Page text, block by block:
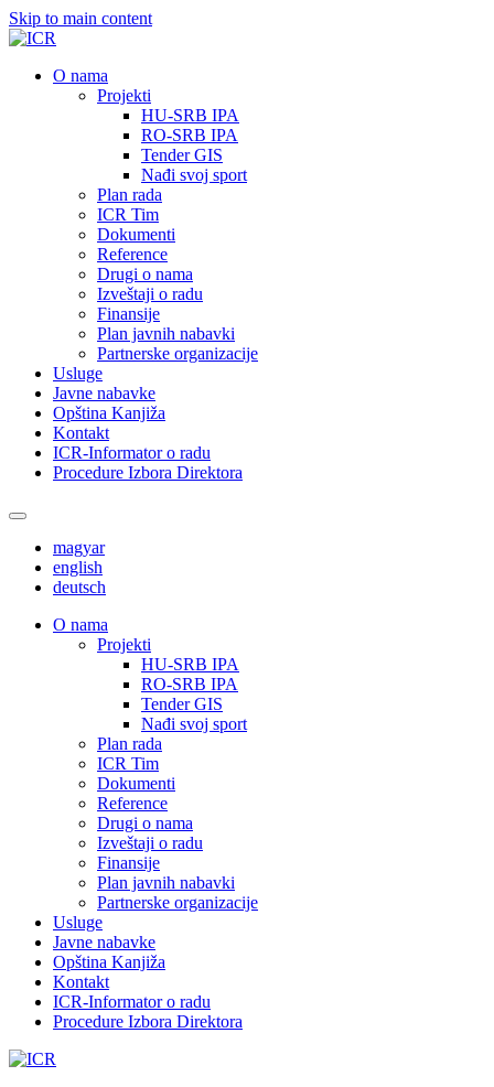
Skip to main content
О nama
Projekti
HU-SRB IPA
RO-SRB IPA
Tender GIS
Nađi svoj sport
Plan rada
ICR Tim
Dokumenti
Reference
Drugi o nama
Izveštaji o radu
Finansije
Plan javnih nabavki
Partnerske organizacije
Usluge
Javne nabavke
Opština Kanjiža
Kontakt
ICR-Informator o radu
Procedure Izbora Direktora
magyar
english
deutsch
О nama
Projekti
HU-SRB IPA
RO-SRB IPA
Tender GIS
Nađi svoj sport
Plan rada
ICR Tim
Dokumenti
Reference
Drugi o nama
Izveštaji o radu
Finansije
Plan javnih nabavki
Partnerske organizacije
Usluge
Javne nabavke
Opština Kanjiža
Kontakt
ICR-Informator o radu
Procedure Izbora Direktora